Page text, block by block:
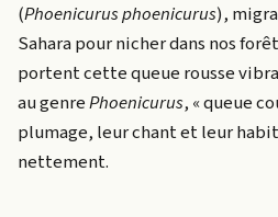
(Phoenicurus phoenicurus),
Sahara pour nicher dans nos
portent cette queue rousse
au genrePhoenicurus, « queue
plumage, leur chant et leur
nettement.